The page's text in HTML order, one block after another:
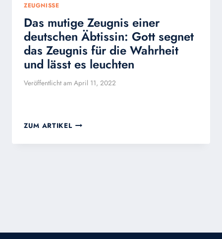
ZEUGNISSE
Das mutige Zeugnis einer
deutschen Äbtissin: Gott segnet
das Zeugnis für die Wahrheit
und lässt es leuchten
Veröffentlicht am April 11, 2022
ZUM ARTIKEL DAS
ZEUGNIS